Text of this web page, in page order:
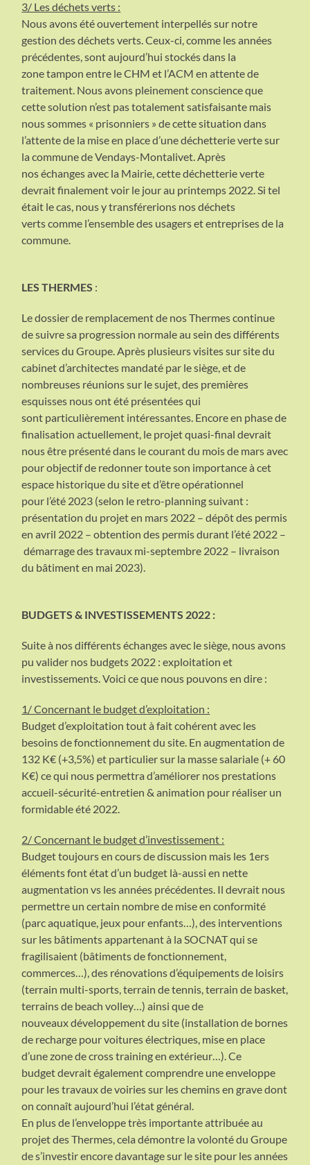
3/ Les déchets verts :
Nous avons été ouvertement interpellés sur notre
gestion des déchets verts. Ceux-ci, comme les années
précédentes, sont aujourd’hui stockés dans la
zone tampon entre le CHM et l’ACM en attente de
traitement. Nous avons pleinement conscience que
cette solution n’est pas totalement satisfaisante mais
nous sommes « prisonniers » de cette situation dans
l’attente de la mise en place d’une déchetterie verte sur
la commune de Vendays-Montalivet. Après
nos échanges avec la Mairie, cette déchetterie verte
devrait finalement voir le jour au printemps 2022. Si tel
était le cas, nous y transférerions nos déchets
verts comme l’ensemble des usagers et entreprises de la
commune.
LES THERMES :
Le dossier de remplacement de nos Thermes continue
de suivre sa progression normale au sein des différents
services du Groupe. Après plusieurs visites sur site du
cabinet d’architectes mandaté par le siège, et de
nombreuses réunions sur le sujet, des premières
esquisses nous ont été présentées qui
sont particulièrement intéressantes. Encore en phase de
finalisation actuellement, le projet quasi-final devrait
nous être présenté dans le courant du mois de mars avec
pour objectif de redonner toute son importance à cet
espace historique du site et d’être opérationnel
pour l’été 2023 (selon le retro-planning suivant :
présentation du projet en mars 2022 – dépôt des permis
en avril 2022 – obtention des permis durant l’été 2022 –
démarrage des travaux mi-septembre 2022 – livraison
du bâtiment en mai 2023).
BUDGETS & INVESTISSEMENTS 2022 :
Suite à nos différents échanges avec le siège, nous avons
pu valider nos budgets 2022 : exploitation et
investissements. Voici ce que nous pouvons en dire :
1/ Concernant le budget d’exploitation :
Budget d’exploitation tout à fait cohérent avec les
besoins de fonctionnement du site. En augmentation de
132 K€ (+3,5%) et particulier sur la masse salariale (+ 60
K€) ce qui nous permettra d’améliorer nos prestations
accueil-sécurité-entretien & animation pour réaliser un
formidable été 2022.
2/ Concernant le budget d’investissement :
Budget toujours en cours de discussion mais les 1ers
éléments font état d’un budget là-aussi en nette
augmentation vs les années précédentes. Il devrait nous
permettre un certain nombre de mise en conformité
(parc aquatique, jeux pour enfants…), des interventions
sur les bâtiments appartenant à la SOCNAT qui se
fragilisaient (bâtiments de fonctionnement,
commerces…), des rénovations d’équipements de loisirs
(terrain multi-sports, terrain de tennis, terrain de basket,
terrains de beach volley…) ainsi que de
nouveaux développement du site (installation de bornes
de recharge pour voitures électriques, mise en place
d’une zone de cross training en extérieur…). Ce
budget devrait également comprendre une enveloppe
pour les travaux de voiries sur les chemins en grave dont
on connaît aujourd’hui l’état général.
En plus de l’enveloppe très importante attribuée au
projet des Thermes, cela démontre la volonté du Groupe
de s’investir encore davantage sur le site pour les années